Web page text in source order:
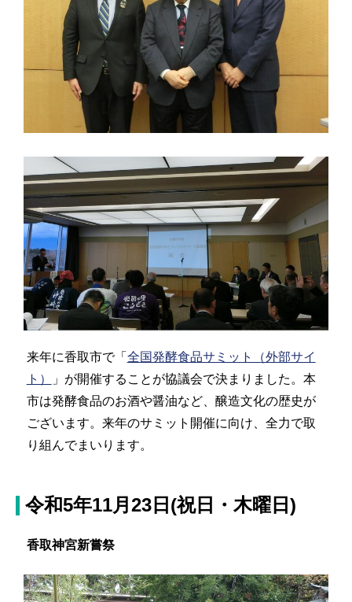
来年に香取市で「 全国発酵食品サミット（外部サイ
ト）
」が開催することが協議会で決まりました。本
市は発酵食品のお酒や醤油など、醸造文化の歴史が
ございます。来年のサミット開催に向け、全力で取
り組んでまいります。
令和5年11月23日(祝日・木曜日)
香取神宮新嘗祭